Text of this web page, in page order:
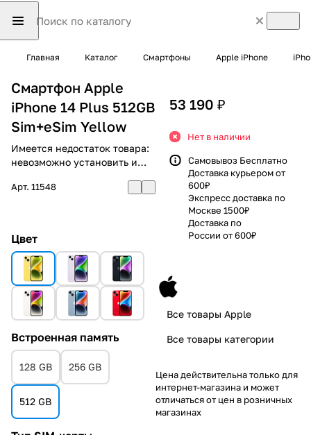
Главная Каталог Смартфоны Apple iPhone
Смартфон Apple
iPhone 14 Plus 512GB
Sim+eSim Yellow
Имеется недостаток товара:
невозможно установить и
Арт. 11548
Цвет
Встроенная память
128 GB 256 GB
512 GB
53 190 ₽
Нет в наличии
Самовывоз Бесплатно
Доставка курьером от
600₽
Экспресс доставка по
Москве 1500₽
Доставка по
России от 600₽
Все товары Apple
Все товары категории
Цена действительна только для
интернет-магазина и может
отличаться от цен в розничных
магазинах